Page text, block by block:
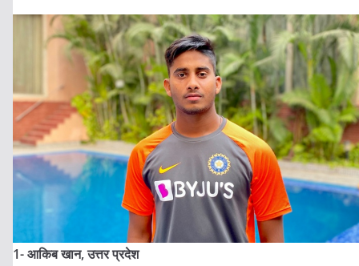
1- आकिब खान, उत्तर प्रदेश